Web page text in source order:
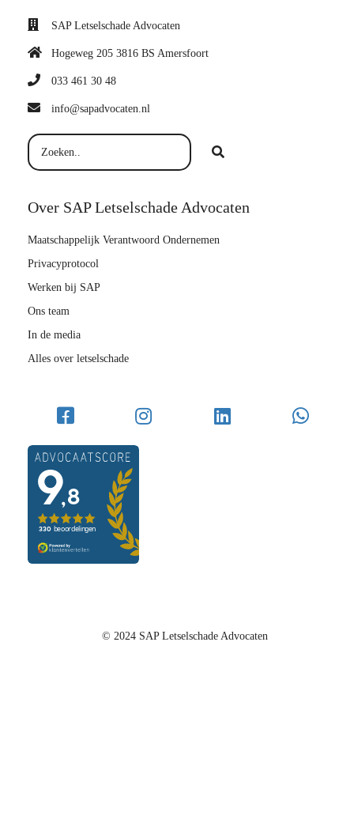
SAP Letselschade Advocaten
Hogeweg 205 3816 BS Amersfoort
033 461 30 48
info@sapadvocaten.nl
Over SAP Letselschade Advocaten
Maatschappelijk Verantwoord Ondernemen
Privacyprotocol
Werken bij SAP
Ons team
In de media
Alles over letselschade
© 2024 SAP Letselschade Advocaten